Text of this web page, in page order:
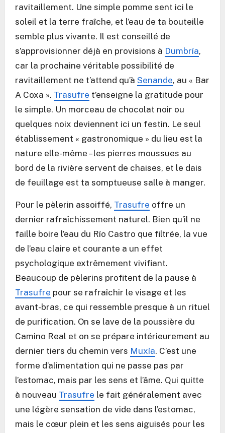
ravitaillement. Une simple pomme sent ici le
soleil et la terre fraîche, et l’eau de ta bouteille
semble plus vivante. Il est conseillé de
s’approvisionner déjà en provisions à Dumbría,
car la prochaine véritable possibilité de
ravitaillement ne t’attend qu’à Senande, au « Bar
A Coxa ». Trasufre t’enseigne la gratitude pour
le simple. Un morceau de chocolat noir ou
quelques noix deviennent ici un festin. Le seul
établissement « gastronomique » du lieu est la
nature elle-même – les pierres moussues au
bord de la rivière servent de chaises, et le dais
de feuillage est ta somptueuse salle à manger.
Pour le pèlerin assoiffé, Trasufre offre un
dernier rafraîchissement naturel. Bien qu’il ne
faille boire l’eau du Río Castro que filtrée, la vue
de l’eau claire et courante a un effet
psychologique extrêmement vivifiant.
Beaucoup de pèlerins profitent de la pause à
Trasufre pour se rafraîchir le visage et les
avant-bras, ce qui ressemble presque à un rituel
de purification. On se lave de la poussière du
Camino Real et on se prépare intérieurement au
dernier tiers du chemin vers Muxía. C’est une
forme d’alimentation qui ne passe pas par
l’estomac, mais par les sens et l’âme. Qui quitte
à nouveau Trasufre le fait généralement avec
une légère sensation de vide dans l’estomac,
mais le cœur plein et les sens aiguisés pour les